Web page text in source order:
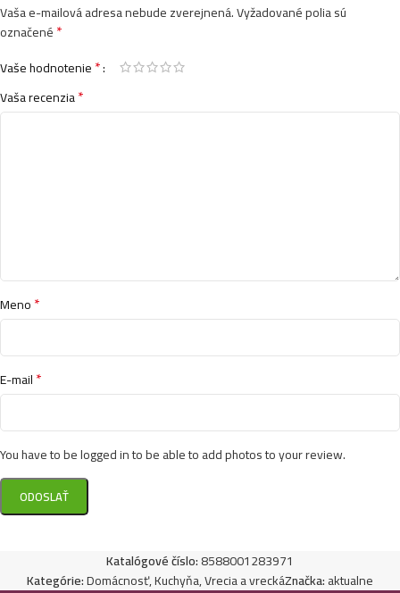
Vaša e-mailová adresa nebude zverejnená.Vyžadované polia sú
označené*
Vaše hodnotenie*
Vaša recenzia*
Meno*
E-mail*
You have to be logged in to be able to add photos to your review.
Katalógové číslo:8588001283971
Kategórie:Domácnosť,Kuchyňa,Vrecia a vreckáZnačka:aktualne